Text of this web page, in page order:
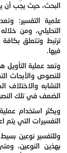
البحث، حيث يجب أن
علمية التفسير:
التحليلي، ومن
ترتبط وتتعلق بكافة
فيها.
وتعد عملية
للنصوص والأبحاث
التشابه والاختلاف
الضعف في تلك
ويكثر استخدام
التفسيرات التي يتم
وللتفسير نوعين
بهذين النوعين،